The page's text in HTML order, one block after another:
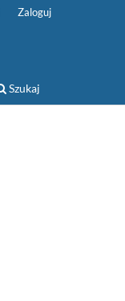
Szukaj
Zaloguj